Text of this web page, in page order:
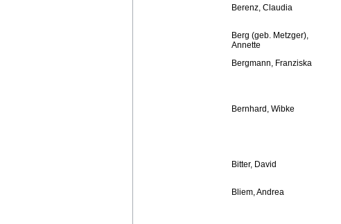
Berenz, Claudia
Berg (geb. Metzger),
Annette
Bergmann, Franziska
Bernhard, Wibke
Bitter, David
Bliem, Andrea